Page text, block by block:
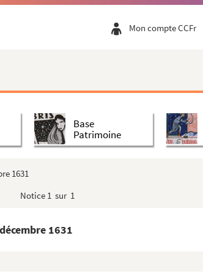
Mon compte CCFr
Base
Patrimoine
1631
Notice 1 sur 1
1631
par Jacques de S...
1633
1659
janvier 1621